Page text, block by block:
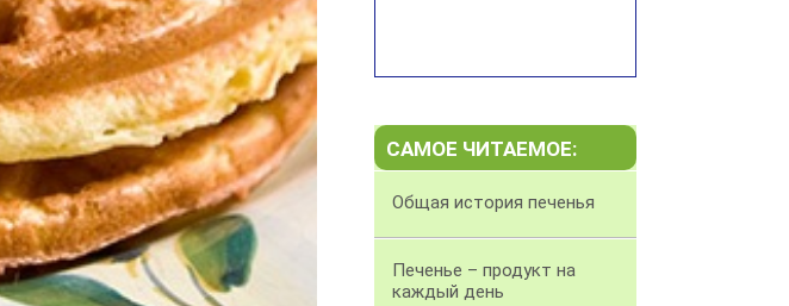
САМОЕ ЧИТАЕМОЕ:
Общая история печенья
Печенье – продукт на
каждый день